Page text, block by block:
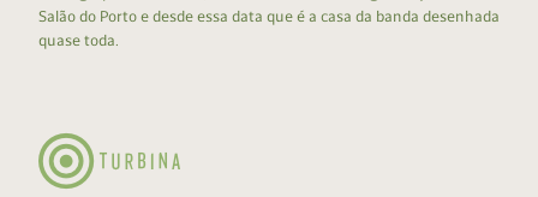
Salão do Porto e desde essa data que é a casa da banda desenhada
quase toda.